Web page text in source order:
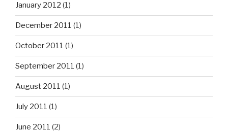
January 2012 (1)
December 2011 (1)
October 2011 (1)
September 2011 (1)
August 2011 (1)
July 2011 (1)
June 2011 (2)